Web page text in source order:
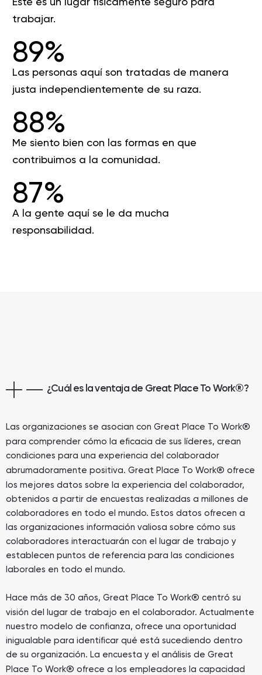
trabajar.
89%
Las personas aquí son tratadas de manera
justa independientemente de su raza.
88%
Me siento bien con las formas en que
contribuimos a la comunidad.
87%
A la gente aquí se le da mucha
responsabilidad.
¿Cuál es la ventaja de Great Place To Work®?
Las organizaciones se asocian con Great Place To Work®
para comprender cómo la eficacia de sus líderes, crean
condiciones para una experiencia del colaborador
abrumadoramente positiva. Great Place To Work® ofrece
los mejores datos sobre la experiencia del colaborador,
obtenidos a partir de encuestas realizadas a millones de
colaboradores en todo el mundo. Estos datos ofrecen a
las organizaciones información valiosa sobre cómo sus
colaboradores interactuarán con el lugar de trabajo y
establecen puntos de referencia para las condiciones
laborales en todo el mundo.
Hace más de 30 años, Great Place To Work® centró su
visión del lugar de trabajo en el colaborador. Actualmente
nuestro modelo de confianza, ofrece una oportunidad
inigualable para identificar qué está sucediendo dentro
de su organización. La encuesta y el análisis de Great
Place To Work® ofrece a los empleadores la capacidad